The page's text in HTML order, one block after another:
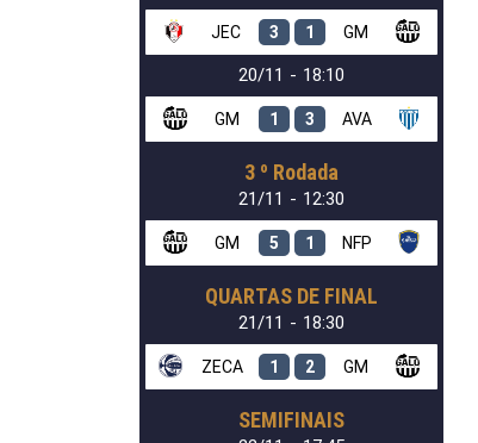
JEC 3 1 GM
20/11 - 18:10
GM 1 3 AVA
3 º Rodada
21/11 - 12:30
GM 5 1 NFP
QUARTAS DE FINAL
21/11 - 18:30
ZECA 1 2 GM
SEMIFINAIS